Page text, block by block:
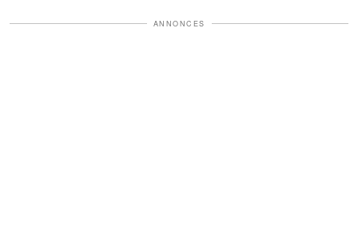
ANNONCES